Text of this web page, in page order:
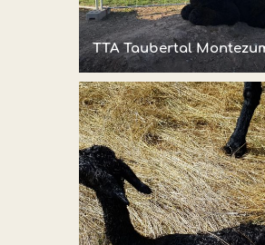
TTA Taubertal